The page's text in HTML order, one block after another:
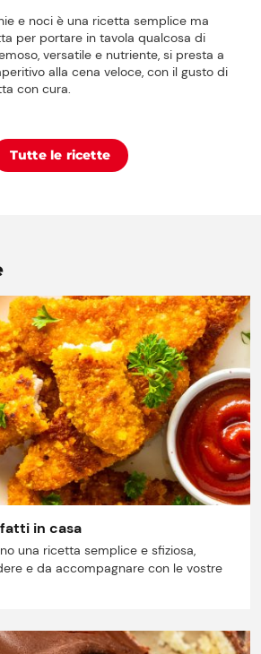
Prezzi Rossetto
Punti vendita
Il gruppo
Ricette
Storie
Lavora con noi
Shop
e noci è una ricetta semplice ma
per portare in tavola qualcosa di
versatile e nutriente, si presta a
alla cena veloce, con il gusto di
con cura.
Tutte le ricette
in casa
una ricetta semplice e sfiziosa,
e da accompagnare con le vostre